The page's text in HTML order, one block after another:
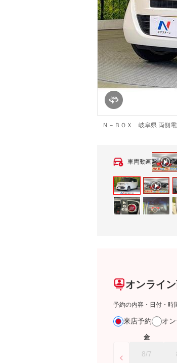
Ｎ－ＢＯＸ 岐阜県 両側
車両動画
オンライ
予約の内容・日付・時
来店予約 オ
金
8/7